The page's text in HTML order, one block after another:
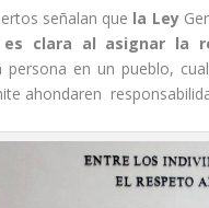
señalan que la Ley
es clara al asignar la
en un pueblo,
ahondaren